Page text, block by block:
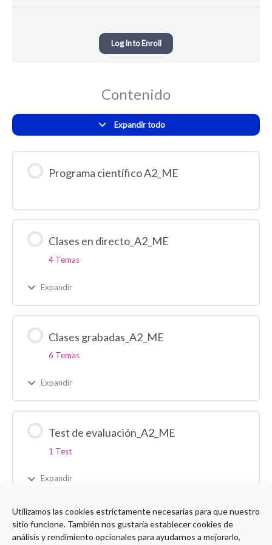
Utilizamos las cookies estrictamente necesarias para que nuestro
sitio funcione. También nos gustaría establecer cookies de
análisis y rendimiento opcionales para ayudarnos a mejorarlo,
Log In to Enroll
Contenido
Expandir todo
Programa científico A2_ME
Clases en directo_A2_ME
4 Temas
Expandir
Clases grabadas_A2_ME
6 Temas
Expandir
Test de evaluación_A2_ME
1 Test
Expandir
Encuesta de satisfacción_A2_ME